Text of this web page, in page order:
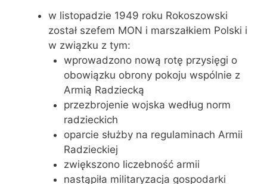
w listopadzie 1949 roku Rokoszowski
został szefem MON i marszałkiem Polski i
w związku z tym:
wprowadzono nową rotę przysięgi o
obowiązku obrony pokoju wspólnie z
Armią Radziecką
przezbrojenie wojska według norm
radzieckich
oparcie służby na regulaminach Armii
Radzieckiej
zwiększono liczebność armii
nastąpiła militaryzacja gospodarki